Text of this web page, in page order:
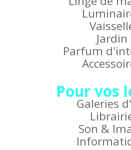
Jardin
Parfum
Pour vos
Galeries
Son &